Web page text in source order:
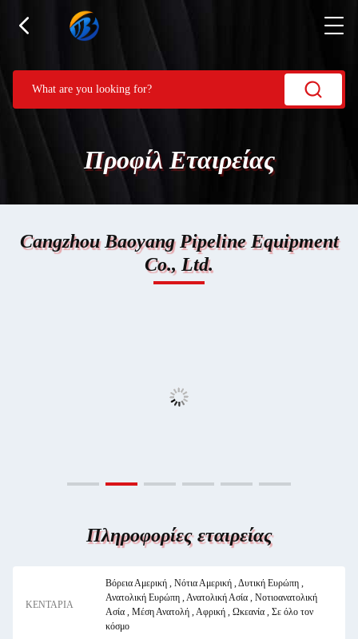
Προφίλ Εταιρείας
Cangzhou Baoyang Pipeline Equipment
Co., Ltd.
Πληροφορίες εταιρείας
ΚΕΝΤΑΡΙΑ
Βόρεια Αμερική , Νότια Αμερική , Δυτική Ευρώπη ,
Ανατολική Ευρώπη , Ανατολική Ασία , Νοτιοανατολική
Ασία , Μέση Ανατολή , Αφρική , Ωκεανία , Σε όλο τον
κόσμο